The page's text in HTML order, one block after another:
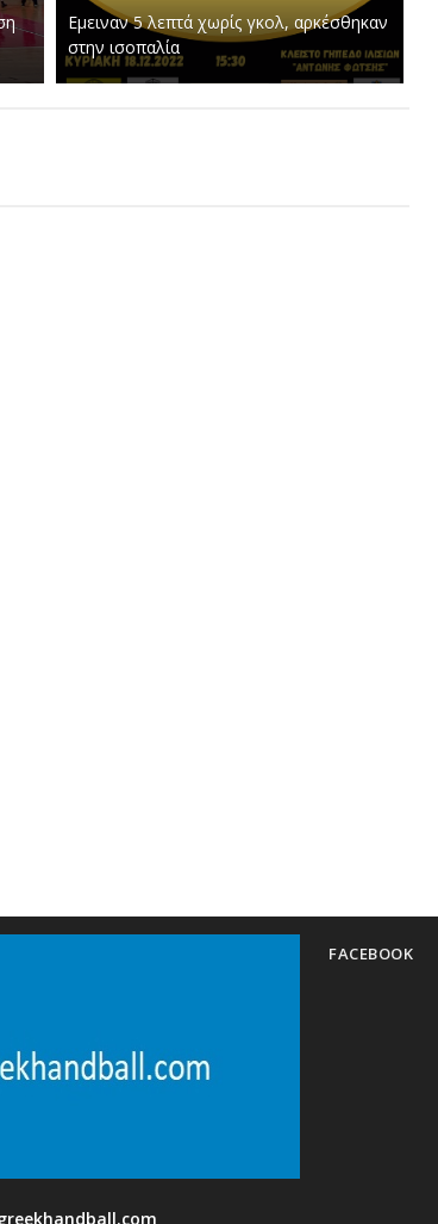
Εμειναν 5 λεπτά χωρίς γκολ, αρκέσθηκαν
στην ισοπαλία
FACEBOOK